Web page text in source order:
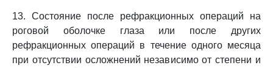
13. Состояние после рефракционных операций на
роговой оболочке глаза или после других
рефракционных операций в течение одного месяца
при отсутствии осложнений независимо от степени и